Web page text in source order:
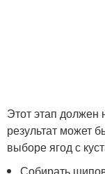
Этот этап должен
результат может
выборе ягод с